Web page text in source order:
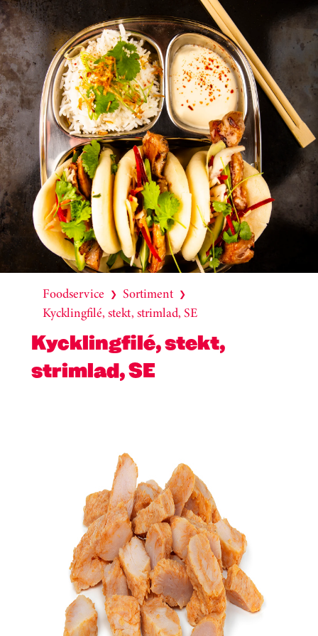
Foodservice ❯ Sortiment ❯
Kycklingfilé, stekt, strimlad, SE
Kycklingfilé, stekt,
strimlad, SE